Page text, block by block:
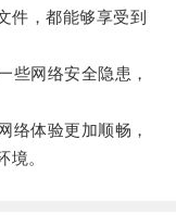
，都能够享受到
网络安全隐患，
体验更加顺畅，
境。